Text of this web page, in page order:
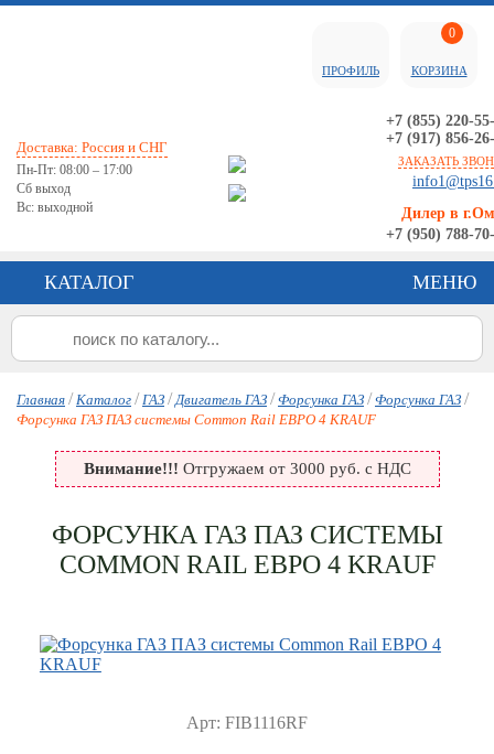
Доставка: Россия и СНГ
Пн-Пт: 08:00 – 17:00
Сб выход
Вс: выходной
+7 (855) 220-
+7 (917) 856-
ЗАКАЗАТЬ
Дилер в
+7 (950) 788-
ПРОФИЛЬ
0
КОРЗИНА
КАТАЛОГ МЕНЮ
Главная / Каталог / ГАЗ / Двигатель ГАЗ / Форсунка ГАЗ / Форсунка ГАЗ /
Форсунка ГАЗ ПАЗ системы Common Rail ЕВРО 4 KRAUF
Внимание!!! Отгружаем от 3000 руб. с НДС
ФОРСУНКА ГАЗ ПАЗ СИСТЕМЫ
COMMON RAIL ЕВРО 4 KRAUF
Арт: FIB1116RF